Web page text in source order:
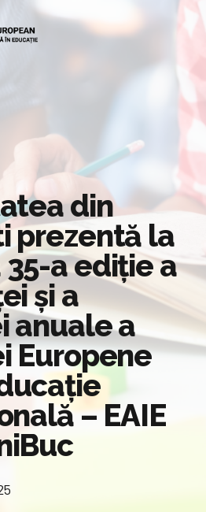
din
prezentă la
a ediție a
și a
anuale a
Europene
– EAIE